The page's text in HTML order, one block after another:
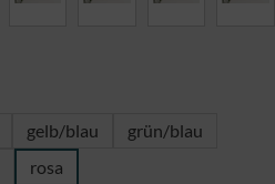
gelb/blau
grün/blau
rosa